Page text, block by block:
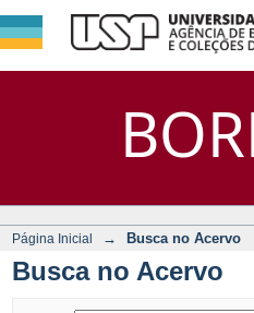
Busca no
DSpace/
Página Inicial → Busca no Acervo
Busca no Acervo